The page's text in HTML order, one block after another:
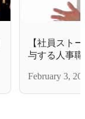
【社員スト
与する人事
February 3,